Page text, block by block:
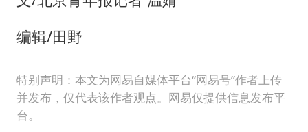
编辑/田野
特别声明：本文为网易自媒体平台“网易号”作者上传
并发布，仅代表该作者观点。网易仅提供信息发布平
台。